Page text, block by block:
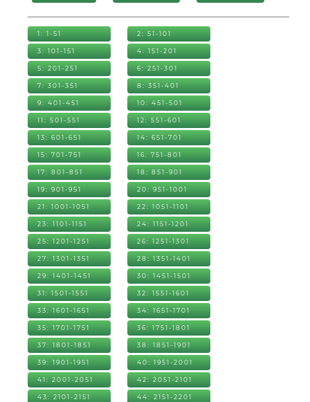
1: 1-51 2: 51-101
3: 101-151 4: 151-201
5: 201-251 6: 251-301
7: 301-351 8: 351-401
9: 401-451 10: 451-501
11: 501-551 12: 551-601
13: 601-651 14: 651-701
15: 701-751 16: 751-801
17: 801-851 18: 851-901
19: 901-951 20: 951-1001
21: 1001-1051 22: 1051-1101
23: 1101-1151 24: 1151-1201
25: 1201-1251 26: 1251-1301
27: 1301-1351 28: 1351-1401
29: 1401-1451 30: 1451-1501
31: 1501-1551 32: 1551-1601
33: 1601-1651 34: 1651-1701
35: 1701-1751 36: 1751-1801
37: 1801-1851 38: 1851-1901
39: 1901-1951 40: 1951-2001
41: 2001-2051 42: 2051-2101
43: 2101-2151 44: 2151-2201